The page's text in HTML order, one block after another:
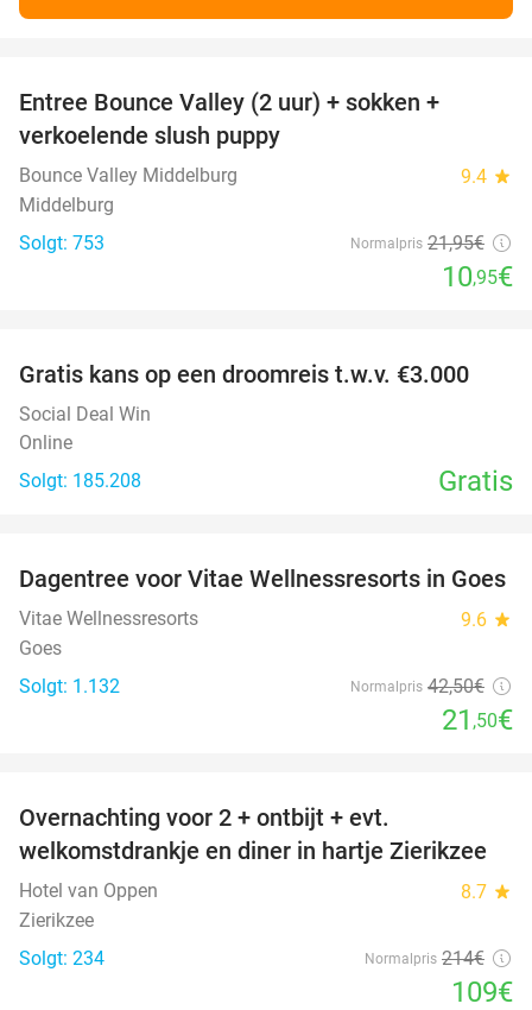
Entree Bounce Valley (2 uur) + sokken +
verkoelende slush puppy
Bounce Valley Middelburg 9.4 star
Middelburg
Solgt: 753
Normalpris 21,95€
10,95€
Gratis kans op een droomreis t.w.v. €3.000
Social Deal Win
Online
Solgt: 185.208
Gratis
49%
Dagentree voor Vitae Wellnessresorts in Goes
Vitae Wellnessresorts 9.6 star
Goes
Solgt: 1.132
Normalpris 42,50€
21 ,50€
Overnachting voor 2 + ontbijt + evt.
welkomstdrankje en diner in hartje Zierikzee
Hotel van Oppen 8.7 star
Zierikzee
Solgt: 234
Normalpris 214€
109€